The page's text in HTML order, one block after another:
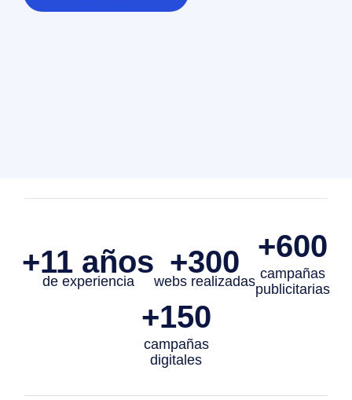
+11 años
de experiencia
+300
webs realizadas
+600
campañas
publicitarias
+150
campañas
digitales